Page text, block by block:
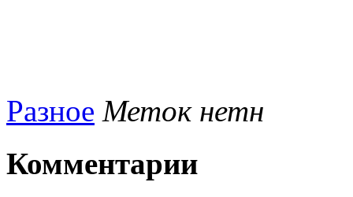
Разное Меток нетн
Комментарии